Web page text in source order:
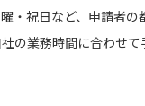
・祝日など、申請者
の業務時間に合わせて